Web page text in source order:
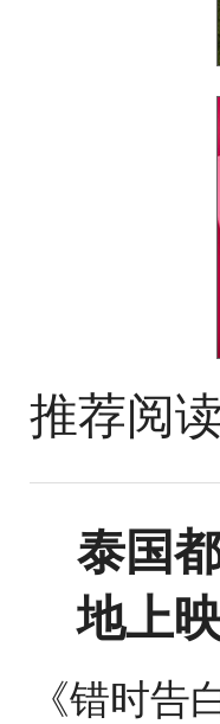
推荐阅读
泰国
地上
《错时告